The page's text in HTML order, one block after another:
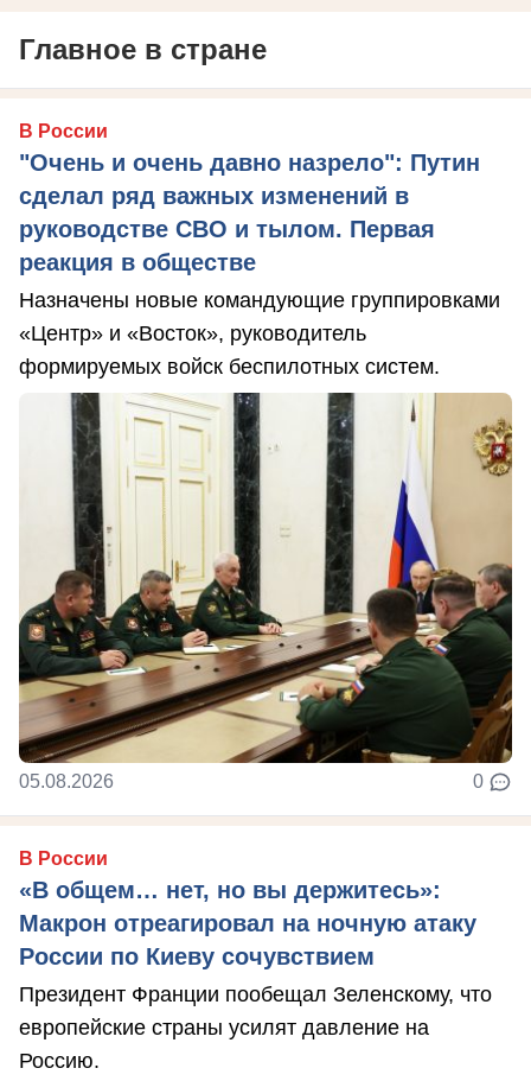
Главное в стране
В России
"Очень и очень давно назрело": Путин
сделал ряд важных изменений в
руководстве СВО и тылом. Первая
реакция в обществе
Назначены новые командующие группировками
«Центр» и «Восток», руководитель
формируемых войск беспилотных систем.
05.08.2026 0
В России
«В общем… нет, но вы держитесь»:
Макрон отреагировал на ночную атаку
России по Киеву сочувствием
Президент Франции пообещал Зеленскому, что
европейские страны усилят давление на
Россию.